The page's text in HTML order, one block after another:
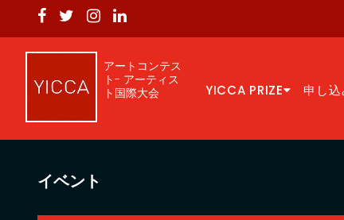
アートコンテス
ト- アーティス
ト国際大会
YICCA PRIZE 申し込
イベント